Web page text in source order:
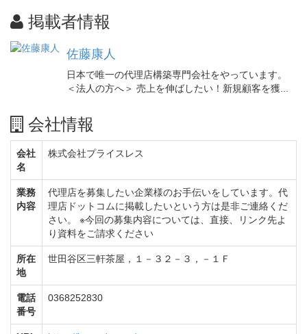
掲載者情報
佐藤康人
日本で唯一の代理店構築専門会社をやっています。
＜法人の方へ＞ 売上を伸ばしたい！新規顧客を獲...
会社情報
会社
名
株式会社プライスレス
業務
内容
代理店を募集したい企業様のお手伝いをしています。代
理店ドットコムに掲載したいという方は是非ご連絡くだ
さい。 ※今回の募集内容については、直接、リンク先よ
り資料をご請求ください
所在
地
世田谷区三軒茶屋，１－３２－３，－１Ｆ
電話
番号
0368252830